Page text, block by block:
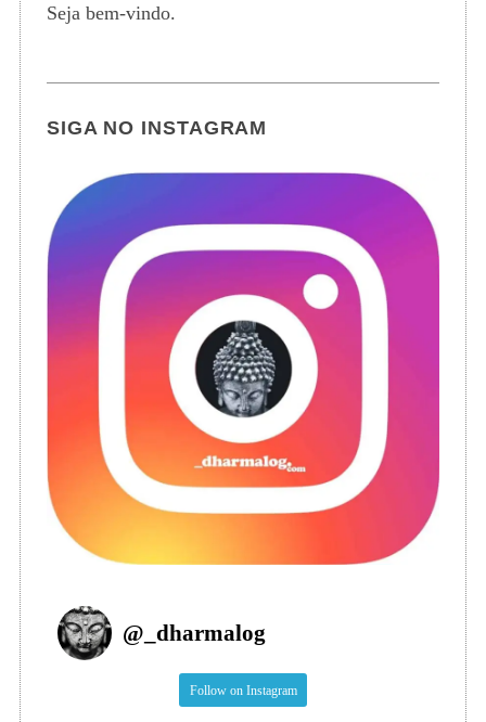
Seja bem-vindo.
SIGA NO INSTAGRAM
@ _dharmalog
Follow on Instagram